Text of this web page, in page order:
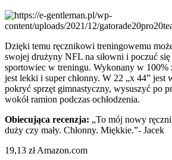
Dzięki temu ręcznikowi treningowemu
swojej drużyny NFL na siłowni i poczuć
sportowiec w treningu. Wykonany w 100%
jest lekki i super chłonny. W 22 „x 44” jest
pokryć sprzęt gimnastyczny, wysuszyć po
wokół ramion podczas ochłodzenia.
Obiecująca recenzja: „To mój nowy
duży czy mały. Chłonny. Miękkie.”- Jacek
19,13 zł Amazon.com